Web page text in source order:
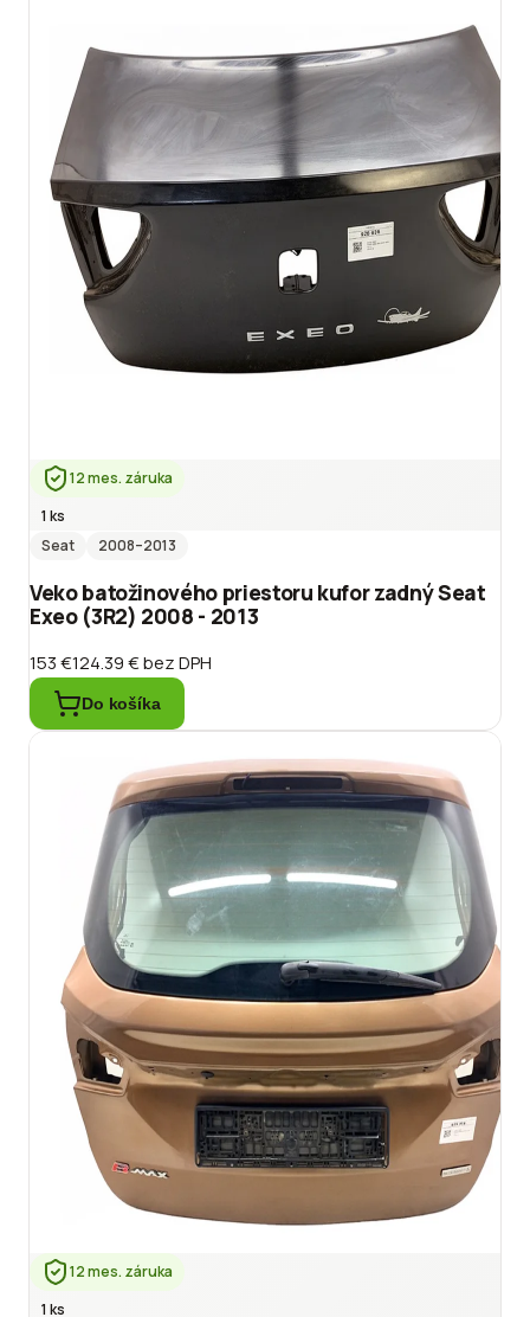
12 mes. záruka
1 ks
Seat
2008–2013
Veko batožinového priestoru kufor zadný Seat
Exeo (3R2) 2008 - 2013
153 €124.39 €bez DPH
Do košíka
12 mes. záruka
1 ks